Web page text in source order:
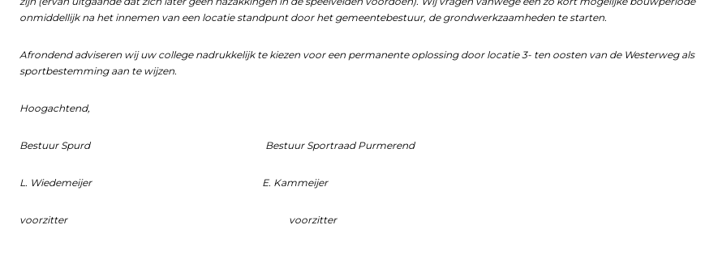
onmiddellijk na het innemen van een locatie standpunt door het gemeentebestuur, de grondwerkzaamheden te starten.
Afrondend adviseren wij uw college nadrukkelijk te kiezen voor een permanente oplossing door locatie 3- ten oosten van de Westerweg als
sportbestemming aan te wijzen.
Hoogachtend,
Bestuur Spurd Bestuur Sportraad Purmerend
L. Wiedemeijer E. Kammeijer
voorzitter voorzitter